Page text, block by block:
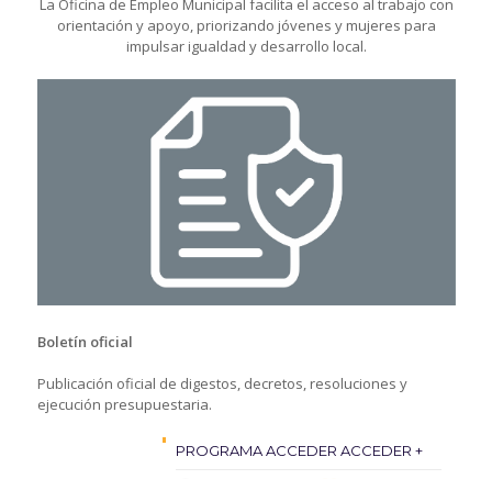
orientación y apoyo, priorizando jóvenes y mujeres para
impulsar igualdad y desarrollo local.
Boletín oficial
Publicación oficial de digestos, decretos, resoluciones y
ejecución presupuestaria.
PROGRAMA ACCEDER ACCEDER +